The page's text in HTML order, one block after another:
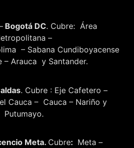
Bogotá DC. Cubre: Área
–
– Sabana Cundiboyacense
– Arauca y Santander.
. Cubre : Eje Cafetero –
Cauca – Cauca – Nariño y
Putumayo.
Meta. Cubre: Meta –